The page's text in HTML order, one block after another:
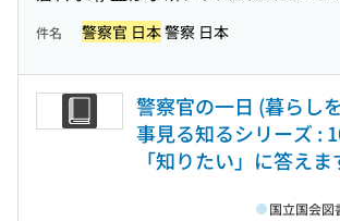
件名 警察官 日本警察 日本
警察官の一日 (暮らし
事見る知るシリーズ :
「知りたい」に答えま
国立国会図